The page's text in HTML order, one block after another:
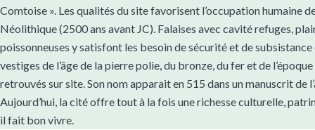
Comtoise ». Les qualités du site favorisent l’occupation humaine
Néolithique (2500 ans avant JC). Falaises avec cavité refuges,
poissonneuses y satisfont les besoin de sécurité et de subsistance
vestiges de l’âge de la pierre polie, du bronze, du fer et de
retrouvés sur site. Son nom apparait en 515 dans un manuscrit de
Aujourd’hui, la cité offre tout à la fois une richesse culturelle,
il fait bon vivre.